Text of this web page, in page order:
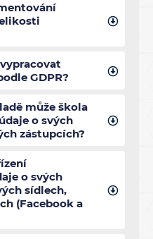
GDPR?
může škola
o svých
zástupcích?
o svých
sídlech,
(Facebook a